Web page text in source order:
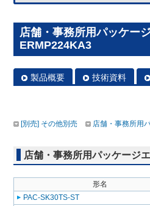
店舗・事務所用パッケー
ERMP224KA3
製品概要 技術資料
[別売] その他別売 店舗・事務所用
店舗・事務所用パッケージ
形名
PAC-SK30TS-ST